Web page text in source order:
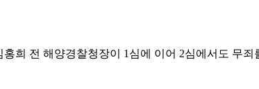
희 전 해양경찰청장이 1심에 이어 2심에서도 무죄